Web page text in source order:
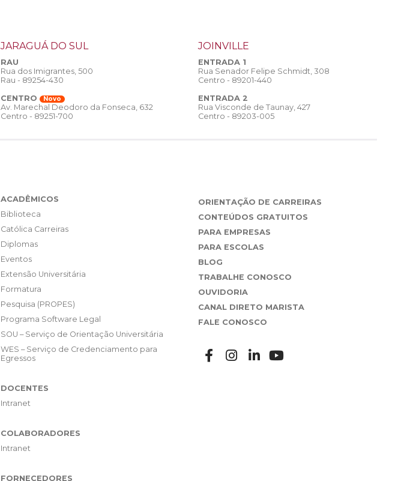
JARAGUÁ DO SUL
RAU
Rua dos Imigrantes, 500
Rau - 89254-430
CENTRO
Novo
Av. Marechal Deodoro da Fonseca, 632
Centro - 89251-700
JOINVILLE
ENTRADA 1
Rua Senador Felipe Schmidt, 308
Centro - 89201-440
ENTRADA 2
Rua Visconde de Taunay, 427
Centro - 89203-005
ACADÊMICOS
Biblioteca
Católica Carreiras
Diplomas
Eventos
Extensão Universitária
Formatura
Pesquisa (PROPES)
Programa Software Legal
SOU – Serviço de Orientação Universitária
WES – Serviço de Credenciamento para
Egressos
DOCENTES
Intranet
COLABORADORES
Intranet
FORNECEDORES
ORIENTAÇÃO DE CARREIRAS
CONTEÚDOS GRATUITOS
PARA EMPRESAS
PARA ESCOLAS
BLOG
TRABALHE CONOSCO
OUVIDORIA
CANAL DIRETO MARISTA
FALE CONOSCO